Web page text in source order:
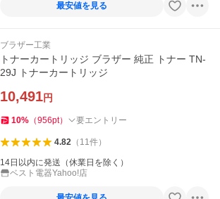
最安値を見る
ブラザー工業
トナーカートリッジ ブラザー 純正 トナー TN-
29J トナーカートリッジ
10,491円
10% （956pt） 要エントリー
4.82（ 11件）
14日以内に発送（休業日を除く）
ベスト電器Yahoo!店